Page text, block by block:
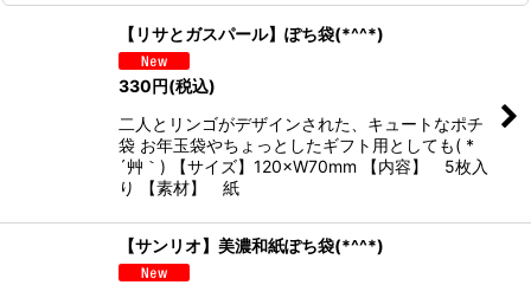
【リサとガスパール】ぽち袋(*^^*)
330円(税込)
二人とリンゴがデザインされた、キュートなポチ
袋 お年玉袋やちょっとしたギフト用としても( *
´艸｀) 【サイズ】120×W70mm 【内容】 5枚入
り 【素材】 紙
【サンリオ】美濃和紙ぽち袋(*^^*)